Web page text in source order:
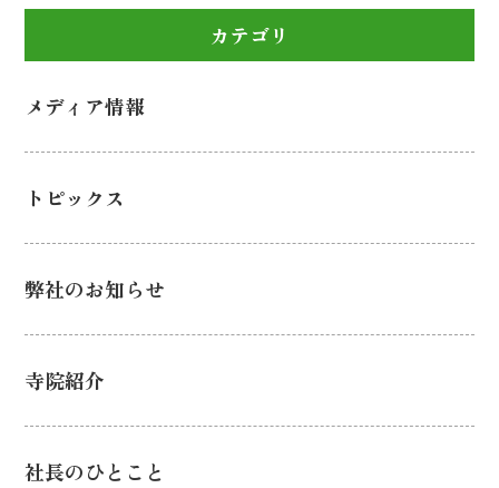
カテゴリ
メディア情報
トピックス
弊社のお知らせ
寺院紹介
社長のひとこと